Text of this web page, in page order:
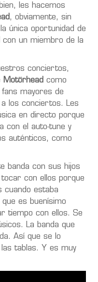
les hacemos
, obviamente, sin
única oportunidad de
con un miembro de la
conciertos,
Motörhead como
mayores de
los conciertos. Les
en directo porque
con el auto-tune y
auténticos, como
banda con sus hijos
tocar con ellos porque
cuando estaba
es buenísimo
tiempo con ellos. Se
La banda que
Así que se lo
tablas. Y es muy